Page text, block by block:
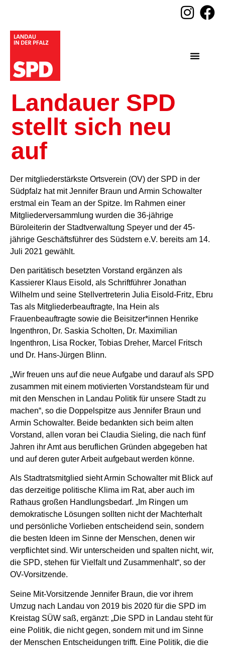
Landauer SPD
stellt sich neu
auf
Der mitgliederstärkste Ortsverein (OV) der SPD in der
Südpfalz hat mit Jennifer Braun und Armin Schowalter
erstmal ein Team an der Spitze. Im Rahmen einer
Mitgliederversammlung wurden die 36-jährige
Büroleiterin der Stadtverwaltung Speyer und der 45-
jährige Geschäftsführer des Südstern e.V. bereits am 14.
Juli 2021 gewählt.
Den paritätisch besetzten Vorstand ergänzen als
Kassierer Klaus Eisold, als Schriftführer Jonathan
Wilhelm und seine Stellvertreterin Julia Eisold-Fritz, Ebru
Tas als Mitgliederbeauftragte, Ina Hein als
Frauenbeauftragte sowie die Beisitzer*innen Henrike
Ingenthron, Dr. Saskia Scholten, Dr. Maximilian
Ingenthron, Lisa Rocker, Tobias Dreher, Marcel Fritsch
und Dr. Hans-Jürgen Blinn.
„Wir freuen uns auf die neue Aufgabe und darauf als SPD
zusammen mit einem motivierten Vorstandsteam für und
mit den Menschen in Landau Politik für unsere Stadt zu
machen“, so die Doppelspitze aus Jennifer Braun und
Armin Schowalter. Beide bedankten sich beim alten
Vorstand, allen voran bei Claudia Sieling, die nach fünf
Jahren ihr Amt aus beruflichen Gründen abgegeben hat
und auf deren guter Arbeit aufgebaut werden könne.
Als Stadtratsmitglied sieht Armin Schowalter mit Blick auf
das derzeitige politische Klima im Rat, aber auch im
Rathaus großen Handlungsbedarf. „Im Ringen um
demokratische Lösungen sollten nicht der Machterhalt
und persönliche Vorlieben entscheidend sein, sondern
die besten Ideen im Sinne der Menschen, denen wir
verpflichtet sind. Wir unterscheiden und spalten nicht, wir,
die SPD, stehen für Vielfalt und Zusammenhalt“, so der
OV-Vorsitzende.
Seine Mit-Vorsitzende Jennifer Braun, die vor ihrem
Umzug nach Landau von 2019 bis 2020 für die SPD im
Kreistag SÜW saß, ergänzt: „Die SPD in Landau steht für
eine Politik, die nicht gegen, sondern mit und im Sinne
der Menschen Entscheidungen trifft. Eine Politik, die die